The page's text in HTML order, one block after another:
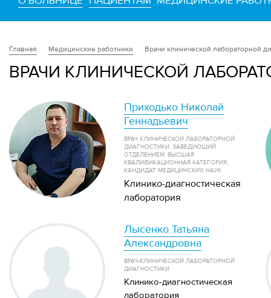
Главная Медицинские работники Врачи клинической лабораторной
ВРАЧИ КЛИНИЧЕСКОЙ
Приходько Николай
Геннадьевич
ВРАЧ КЛИНИЧЕСКОЙ ЛАБОРАТОРНОЙ
ДИАГНОСТИКИ. ЗАВЕДУЮЩИЙ
ОТДЕЛЕНИЕМ. ВЫСШАЯ
КВАЛИФИКАЦИОННАЯ КАТЕГОРИЯ,
КАНДИДАТ МЕДИЦИНСКИХ НАУК
Клинико-диагностическая
лаборатория
Лысенко Татьяна
Александровна
ВРАЧ-КЛИНИЧЕСКОЙ ЛАБОРАТОРНОЙ
ДИАГНОСТИКИ
Клинико-диагностическая
лаборатория